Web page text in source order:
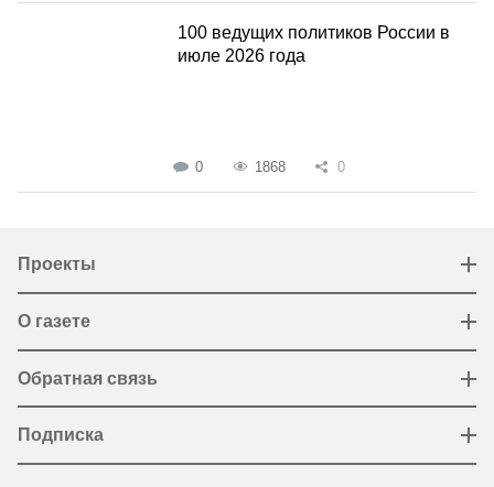
100 ведущих политиков России в
июле 2026 года
0 1868 0
Проекты
О газете
Обратная связь
Подписка